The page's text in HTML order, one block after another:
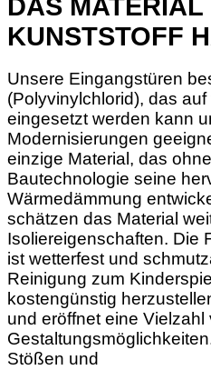
DAS MATERIAL
KUNSTSTOFF
Unsere Eingangstüren
(Polyvinylchlorid), das
eingesetzt werden kann
Modernisierungen
einzige Material, das
Bautechnologie seine
Wärmedämmung
schätzen das Material
Isoliereigenschaften. Die
ist wetterfest und
Reinigung zum
kostengünstig
und eröffnet eine Vielzahl
Stößen und